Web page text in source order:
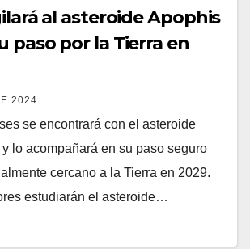
al asteroide Apophis
paso por la Tierra en
2024
se encontrará con el asteroide
lo acompañará en su paso seguro
cercano a la Tierra en 2029.
estudiarán el asteroide…